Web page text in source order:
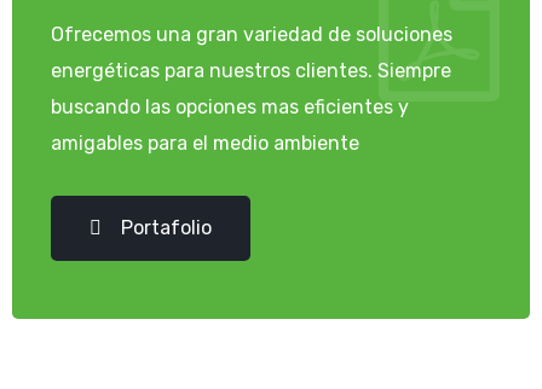
Ofrecemos una gran variedad de soluciones
energéticas para nuestros clientes. Siempre
buscando las opciones mas eficientes y
amigables para el medio ambiente
Portafolio